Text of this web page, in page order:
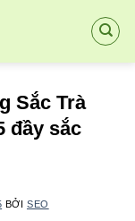
Sắc Trà
đầy sắc
BỞI SEO